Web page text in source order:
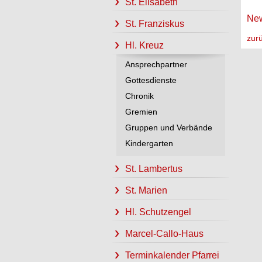
St. Elisabeth
St. Franziskus
Hl. Kreuz
Ansprechpartner
Gottesdienste
Chronik
Gremien
Gruppen und Verbände
Kindergarten
St. Lambertus
St. Marien
Hl. Schutzengel
Marcel-Callo-Haus
Terminkalender Pfarrei